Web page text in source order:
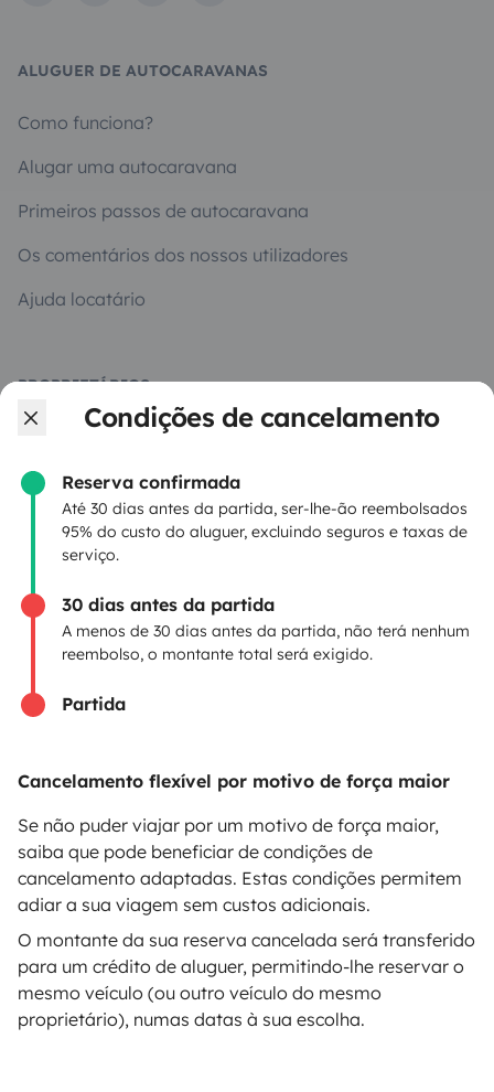
Condições de cancelamento
Reserva confirmada
Até 30 dias antes da partida, ser-lhe-ão reembolsados
95% do custo do aluguer, excluindo seguros e taxas de
serviço.
30 dias antes da partida
A menos de 30 dias antes da partida, não terá nenhum
reembolso, o montante total será exigido.
Partida
Cancelamento flexível por motivo de força maior
Se não puder viajar por um motivo de força maior,
saiba que pode beneficiar de condições de
cancelamento adaptadas. Estas condições permitem
adiar a sua viagem sem custos adicionais.
O montante da sua reserva cancelada será transferido
para um crédito de aluguer, permitindo-lhe reservar o
mesmo veículo (ou outro veículo do mesmo
proprietário), numas datas à sua escolha.
ALUGUER DE AUTOCARAVANAS
Como funciona?
Alugar uma autocaravana
Primeiros passos de autocaravana
Os comentários dos nossos utilizadores
Ajuda locatário
PROPRIETÁRIOS
Contrato de aluguer
Seguro de aluguer
Assistências de aluguer
Ajuda proprietário
Pagamento em prestações
Descarregar na
Apple Store
Disponível na
Google Play
O blog Contactos Recrutamento